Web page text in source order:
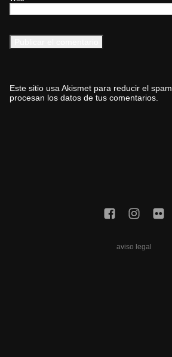
Este sitio usa Akismet para reducir el spam.
procesan los datos de tus comentarios.
aviso legal